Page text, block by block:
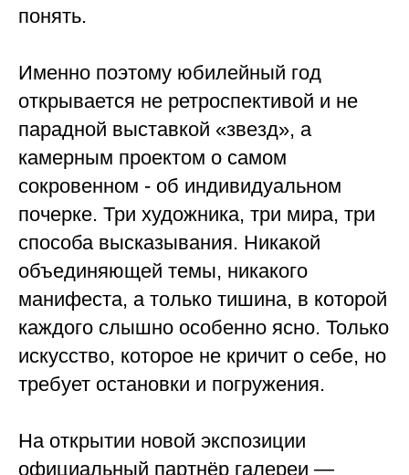
понять.
Именно поэтому юбилейный год
открывается не ретроспективой и не
парадной выставкой «звезд», а
камерным проектом о самом
сокровенном - об индивидуальном
почерке. Три художника, три мира, три
способа высказывания. Никакой
объединяющей темы, никакого
манифеста, а только тишина, в которой
каждого слышно особенно ясно. Только
искусство, которое не кричит о себе, но
требует остановки и погружения.
На открытии новой экспозиции
официальный партнёр галереи —